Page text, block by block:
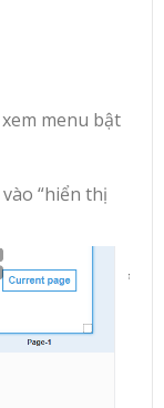
menu bật
“hiển thị